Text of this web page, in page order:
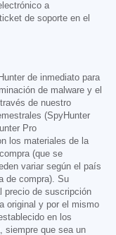
a
de soporte en el
de inmediato para
de malware y el
de nuestro
(SpyHunter
Pro
los materiales de la
(que se
variar según el país
de compra). Su
precio de suscripción
original y por el mismo
en los
siempre que sea un